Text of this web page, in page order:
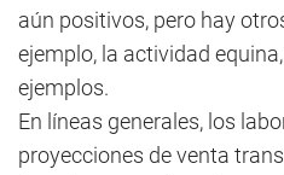
aún positivos, pero hay
ejemplo, la actividad
ejemplos.
En líneas generales, los
proyecciones de venta